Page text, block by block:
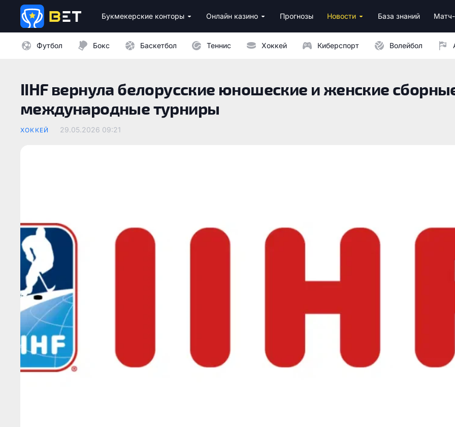
Букмекерские конторы Онлайн казино Прогнозы Новости База знаний
Футбол Бокс Баскетбол Теннис Хоккей Киберспорт Волейбол
IIHF вернула белорусские юношеские и женские
международные турниры
ХОККЕЙ 29.05.2026 09:21